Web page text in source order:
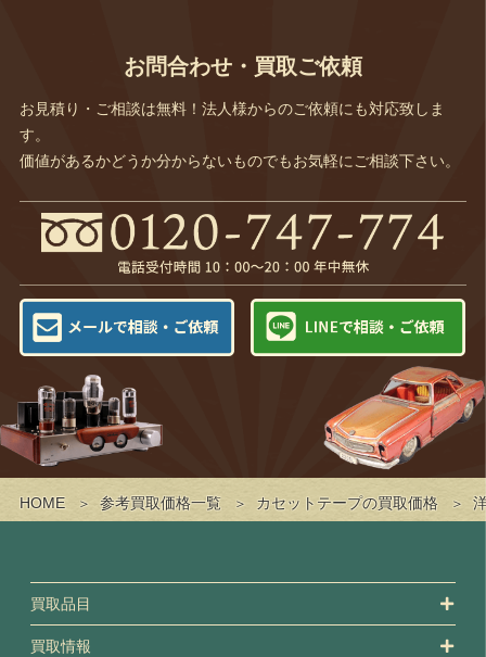
HOME 参考買取価格一覧 カセットテープの買取価格
お問合わせ・買取ご依頼
お見積り・ご相談は無料！法人様からのご依頼にも対応致しま
す。
価値があるかどうか分からないものでもお気軽にご相談下さい。
買取品目
買取情報